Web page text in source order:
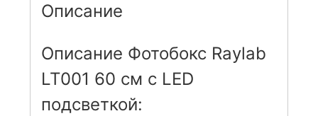
Описание
Описание Фотобокс Raylab
LT001 60 см с LED
подсветкой: